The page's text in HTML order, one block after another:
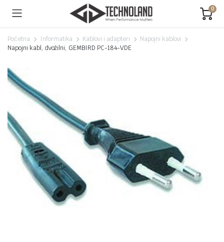
0
Početna Informatika Kablovi i adapteri
Napojni kablovi
Napojni kabl, dvožilni, GEMBIRD PC-184-VDE